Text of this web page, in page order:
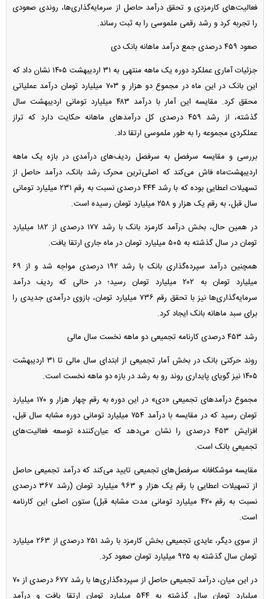
فعالیت‌های کارمزدی و تحقق درآمد حاصل از سرمایه‌گذاری‌ها، روندی صعودی
را تجربه کرد و رشد رقمی ملموسی را به ثبت رساند.
صعود ۴۵۹ درصدی جمع درآمد ماهانه بانک دی
جزئیات آماری عملکرد دوره یک ماهه منتهی به ۳۱ اردیبهشت ۱۴۰۵ نشان داد که
این بانک در این ماه در مجموع دو هزار و ۷۰۳ میلیارد تومان درآمد عملیاتی
محقق کرد. مقایسه این آمار با درآمد ۴۸۳ میلیارد تومانی اردیبهشت سال
گذشته، از رشد ۴۵۹ درصدی کل درآمد‌های ماهانه حکایت دارد که تراز
عملکردی مجموعه را به طور ملموسی ارتقا داد.
بررسی و مقایسه سرفصل به سرفصل ردیف‌های درآمدی در بازه یک ماهه
اردیبهشت‌ماه فاش می‌کند که اصلی‌ترین محرک رشد بانک، درآمد حاصل از
تسهیلات اعطایی بوده که با رشد ۴۴۴ درصدی نسبت به رقم ۲۳۱ میلیارد تومانی
سال قبل، به رقم یک هزار و ۲۵۸ میلیارد تومان رسیده است.
در همین حال، بخش درآمد کارمزد بانک با رشد ۱۷۷ درصدی از ۱۸۲ میلیارد
تومان در سال گذشته به ۵۰۵ میلیارد تومان در ماه جاری ارتقا یافت.
همچنین درآمد سپرده‌گذاری بانک با رشد ۱۹۲ درصدی مواجه شد و از ۶۹
میلیارد تومان به ۲۰۲ میلیارد تومان رسید؛ در حالی که ردیف درآمد
سرمایه‌گذاری‌ها نیز با تحقق رقم ۷۳۶ میلیارد تومان، بازوی درآمدی جدیدی را
برای سبد ماهانه بانک ایجاد کرد.
رشد ۴۵۳ درصدی کارنامه تجمیعی دو ماهه نخست سال مالی
روند حرکتی بانک در بخش آمار تجمیعی از ابتدای سال مالی تا ۳۱ اردیبهشت
۱۴۰۵ نیز گویای پایداری روند رو به رشد در بازه دو ماهه نخست است.
مجموع درآمد‌های تجمیعی «دی» در این دوره به رقم چهار هزار و ۱۷۰ میلیارد
تومان رسید که در مقایسه با درآمد ۷۵۴ میلیارد تومانی دوره مشابه سال قبل،
افزایش ۴۵۳ درصدی را نشان می‌دهد که عیان‌کننده توسعه فعالیت‌های
تجمیعی بانک است.
مقایسه موشکافانه سرفصل‌های تجمیعی تایید می‌کند که درآمد تجمیعی حاصل
از تسهیلات اعطایی با رقم یک هزار و ۹۶۳ میلیارد تومان (رشد ۳۶۷ درصدی
نسبت به رقم ۴۲۰ میلیارد تومانی مدت مشابه قبل) ستون اصلی این کارنامه
است.
از سوی دیگر، عایدی تجمیعی بخش کارمزد با رشد ۲۵۱ درصدی از ۲۶۳ میلیارد
تومان سال گذشته به ۹۲۵ میلیارد تومان صعود کرد.
در این میان، درآمد تجمیعی حاصل از سپرده‌گذاری‌ها با رشد ۶۷۷ درصدی از ۷۰
میلیارد تومان سال گذشته به ۵۴۴ میلیارد تومان ارتقا یافت و درآمد